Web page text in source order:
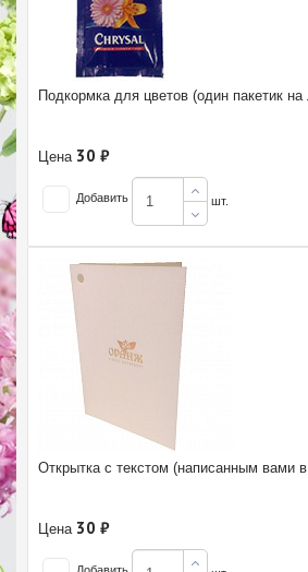
Подкормка для цветов (один пакетик
Цена 30 ₽
Добавить шт.
Открытка с текстом (написанным вами
Цена 30 ₽
Добавить